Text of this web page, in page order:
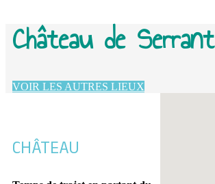
Château de Serrant
VOIR LES AUTRES LIEUX
CHÂTEAU